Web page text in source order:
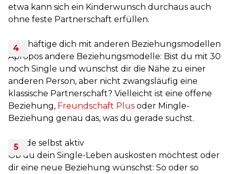
etwa kann sich ein Kinderwunsch durchaus auch
ohne feste Partnerschaft erfüllen.
Beschäftige dich mit anderen Beziehungsmodellen
Apropos andere Beziehungsmodelle: Bist du mit 30
noch Single und wünschst dir die Nähe zu einer
anderen Person, aber nicht zwangsläufig eine
klassische Partnerschaft? Vielleicht ist eine offene
Beziehung, Freundschaft Plus oder Mingle-
Beziehung genau das, was du gerade suchst.
Werde selbst aktiv
Ob du dein Single-Leben auskosten möchtest oder
dir eine neue Beziehung wünschst: So oder so